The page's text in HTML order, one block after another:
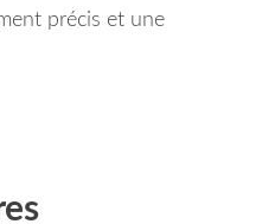
précis et une